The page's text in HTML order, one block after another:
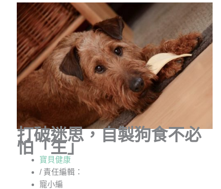
打破迷思，自製狗食不必
怕「生」
寶貝健康
/ 責任編輯：
寵小編